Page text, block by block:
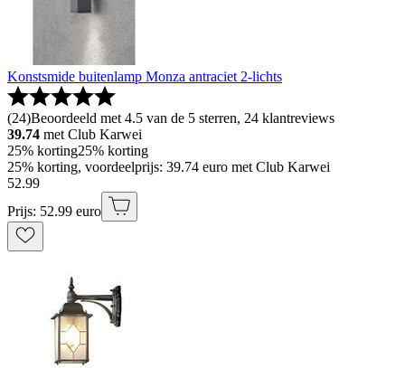
Konstsmide buitenlamp Monza antraciet 2-lichts
(24)Beoordeeld met 4.5 van de 5 sterren, 24 klantreviews
39.74 met Club Karwei
25% korting25% korting
25% korting, voordeelprijs: 39.74 euro met Club Karwei
52.99
Prijs: 52.99 euro